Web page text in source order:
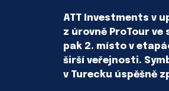
ATT Investments v
z úrovně ProTour
pak 2. místo v
širší veřejnosti.
v Turecku úspěšně